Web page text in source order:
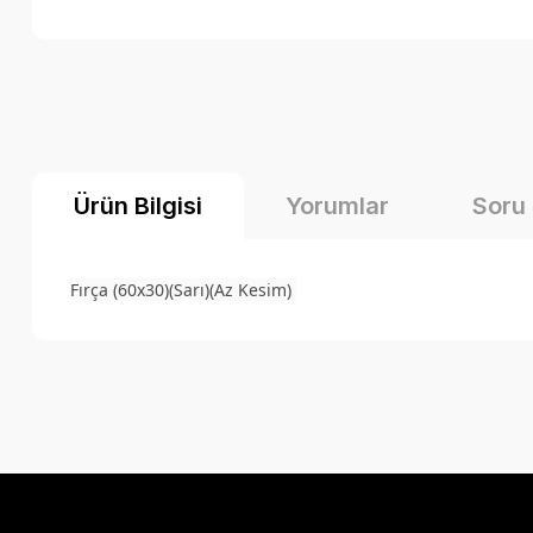
Ürün Bilgisi Yorumlar Soru
Fırça (60x30)(Sarı)(Az Kesim)
Ürün resmi kalitesiz, bozuk veya görüntülenemiyor.